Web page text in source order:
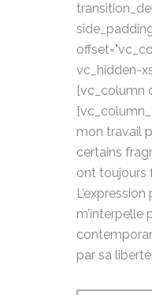
vc_hidden-
[vc_column
mon travail
certains
ont toujours
L’expression
m’interpelle
par sa